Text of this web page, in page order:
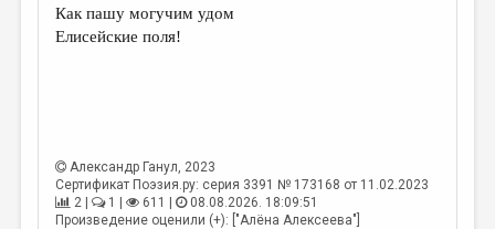
КОЛОНКА РЕДАКТОРА
ЭССЕИСТИКА
ЛИТЕРАТУРОВЕДЕНИЕ
Как пашу могучим удом
Елисейские поля!
Александр Ганул, 2023
Сертификат Поэзия.ру: серия 3391 № 173168 от 11.02.2023
2 |
1 | 611 |
08.08.2026. 18:09:51
Произведение оценили (+): ["Алёна Алексеева"]